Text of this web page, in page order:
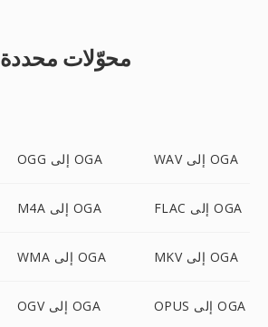
محوّلات محددة
OGG إلى OGA WAV إلى OGA
M4A إلى OGA FLAC إلى OGA
WMA إلى OGA MKV إلى OGA
OGV إلى OGA OPUS إلى OGA